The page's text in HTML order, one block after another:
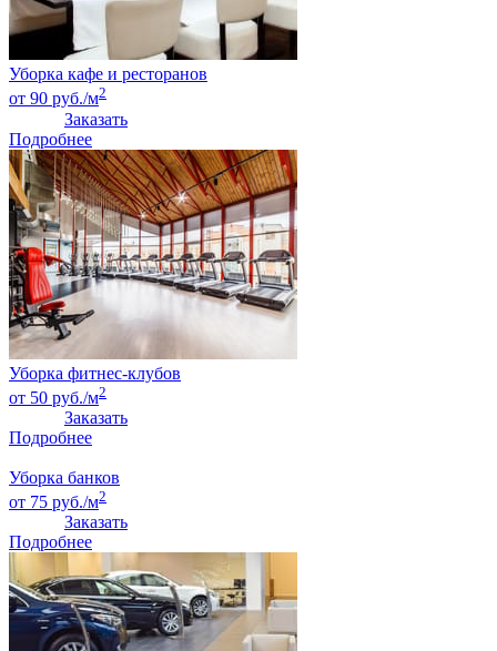
Уборка кафе и ресторанов
от 90 руб./м2
Заказать
Подробнее
Уборка фитнес-клубов
от 50 руб./м2
Заказать
Подробнее
Уборка банков
от 75 руб./м2
Заказать
Подробнее